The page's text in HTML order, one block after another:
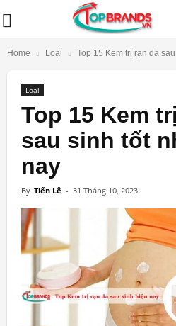
Home Loại Top 15 Kem trị rạn da
Loại
Top 15 Kem
sau sinh tốt
nay
By Tiến Lê - 31 Tháng 10, 2023